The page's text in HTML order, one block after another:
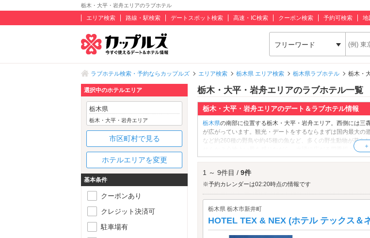
栃木・大平・岩舟エリアのラブホテル
エリア検索 路線・駅検索 デートスポット検索 高速・IC検索 クーポン検索 予約可検索 地
フリーワード
ラブホテル検索・予約ならカップルズ エリア検索 栃木県 エリア検索 栃木県ラブホテル 栃木・
栃木・大平・岩舟エリアのラブホテル一覧
栃木・大平・岩舟エリアのデート＆ラブホテル情報
栃木県の南部に位置する栃木・大平・岩舟エリア。西側には
が広がっています。観光・デートをするならまずは国内最大の
など約260種の野鳥や約45種の魚など、多くの野生動物が暮ら
せんか？心地よい風を感じながら、水辺に広がる四季折々の
で食事をしましょう。こちらは幕末から昭和初期に建てられ
るこの一角には、レトロな喫茶店やお蕎麦屋さんもあります
アップのパワースポット「
」へお参りしましょう
る神社として信仰を集め、境内には80個ものハートマークが
愛をより深められるのだとか。ぜひ2人でチャレンジしてみて
岩舟エリアのラブホテルは「栃木市総合運動公園」周辺や、JR
しています。さっそくデートスポット周辺のホテルをチェック
1 ～ 9件目 / 9件
※予約カレンダーは02:20時点の情報です
栃木県 栃木市新井町
HOTEL TEX & NEX (ホテル テックス＆
選択中のホテルエリア
栃木県
栃木・大平・岩舟エリア
市区町村で見る
ホテルエリアを変更
基本条件
クーポンあり
クレジット決済可
駐車場有